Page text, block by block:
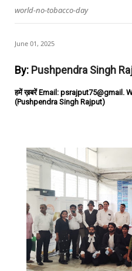
world-no-tobacco-day
June 01, 2025
By: Pushpendra Singh
हमें ख़बरें Email: psrajput75@gmail.
(Pushpendra Singh Rajput)